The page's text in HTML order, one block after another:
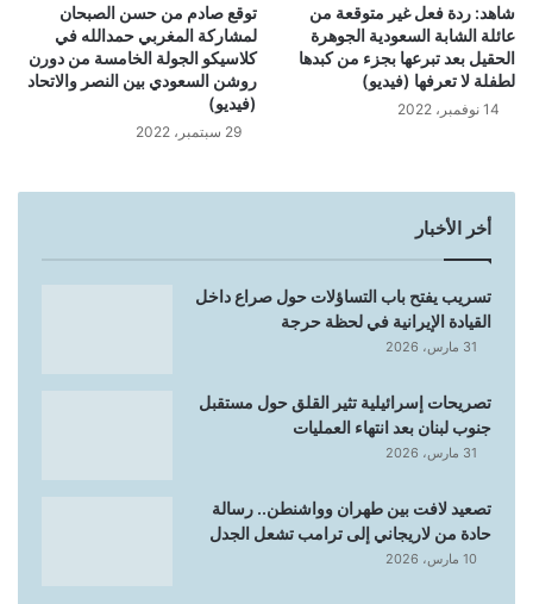
شاهد: ردة فعل غير متوقعة من
عائلة الشابة السعودية الجوهرة
الحقيل بعد تبرعها بجزء من كبدها
لطفلة لا تعرفها (فيديو)
14 نوفمبر، 2022
توقع صادم من حسن الصبحان
لمشاركة المغربي حمدالله في
كلاسيكو الجولة الخامسة من دورن
روشن السعودي بين النصر والاتحاد
(فيديو)
29 سبتمبر، 2022
أخر الأخبار
تسريب يفتح باب التساؤلات حول صراع داخل
القيادة الإيرانية في لحظة حرجة
31 مارس، 2026
تصريحات إسرائيلية تثير القلق حول مستقبل
جنوب لبنان بعد انتهاء العمليات
31 مارس، 2026
تصعيد لافت بين طهران وواشنطن.. رسالة
حادة من لاريجاني إلى ترامب تشعل الجدل
10 مارس، 2026